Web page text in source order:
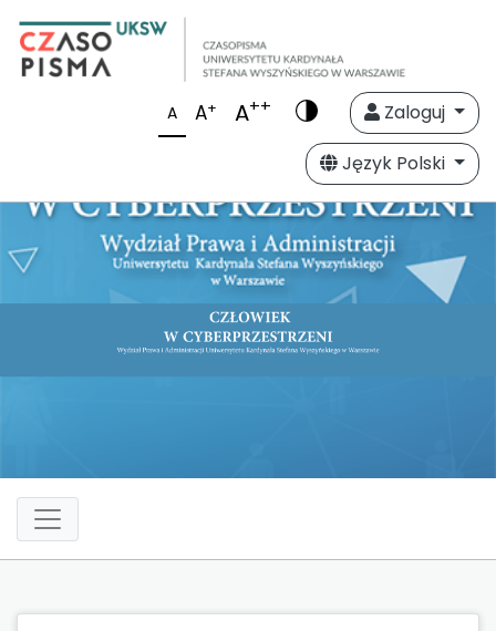
A A+ A++
Zaloguj
Język Polski